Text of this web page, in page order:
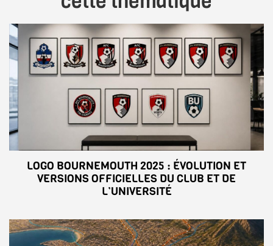
LOGO BOURNEMOUTH 2025 : ÉVOLUTION ET
VERSIONS OFFICIELLES DU CLUB ET DE
L’UNIVERSITÉ